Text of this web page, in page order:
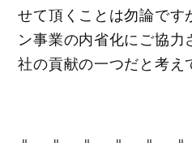
せて頂くことは勿論です
ン事業の内省化にご協力
社の貢献の一つだと考え